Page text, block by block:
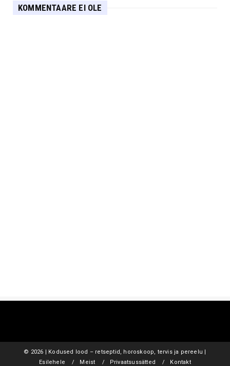
KOMMENTAARE EI OLE
© 2026 | Kodused lood – retseptid, horoskoop, tervis ja pereelu |
Esilehele
Meist Privaatsussätted Kontakt